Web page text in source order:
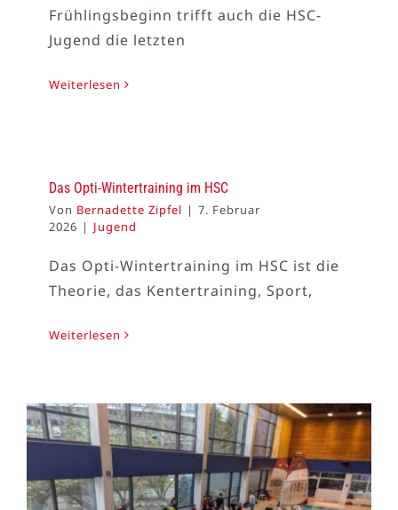
Frühlingsbeginn trifft auch die HSC-
Jugend die letzten
Weiterlesen
Das Opti-Wintertraining im HSC
Von Bernadette Zipfel | 7. Februar
2026 | Jugend
Das Opti-Wintertraining im HSC ist die
Theorie, das Kentertraining, Sport,
Weiterlesen